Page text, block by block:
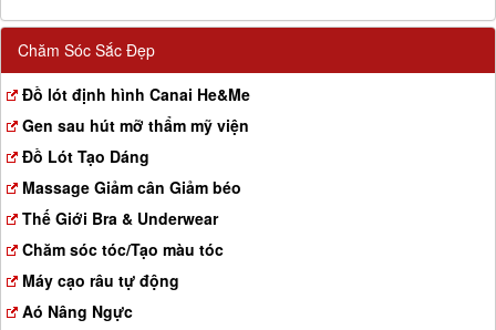
Chăm Sóc Sắc Đẹp
Đồ lót định hình Canai He&Me
Gen sau hút mỡ thẩm mỹ viện
Đồ Lót Tạo Dáng
Massage Giảm cân Giảm béo
Thế Giới Bra & Underwear
Chăm sóc tóc/Tạo màu tóc
Máy cạo râu tự động
Aó Nâng Ngực